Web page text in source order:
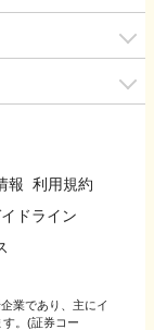
報 利用規約
ドライン
業であり、主にイ
。(証券コー